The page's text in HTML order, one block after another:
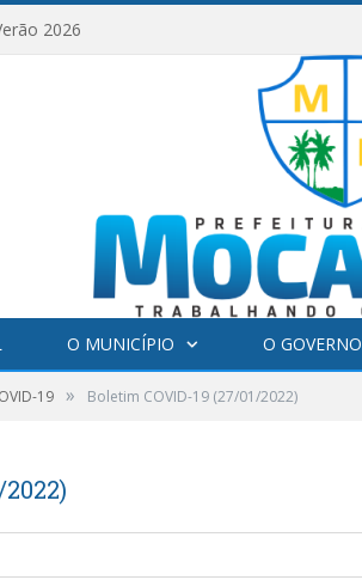
2026
O MUNICÍPIO O GOVERNO
19 » Boletim COVID-19 (27/01/2022)